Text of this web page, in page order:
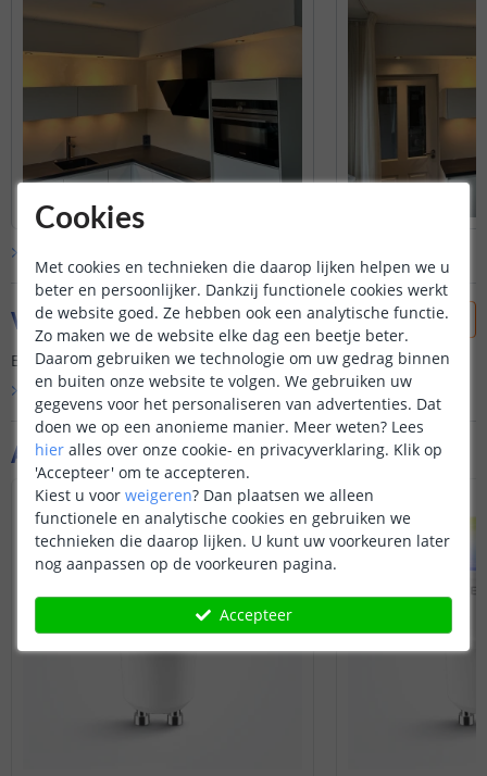
Aanvullende producten
VOORDEELSET
Vraag & antwoord
Er is nog geen vraag gesteld over dit product.
Bekijk alle Vraag & antwoord
Cookies
Met cookies en technieken die daarop lijken helpen we u
beter en persoonlijker. Dankzij functionele cookies werkt
de website goed. Ze hebben ook een analytische functie.
Zo maken we de website elke dag een beetje beter.
Daarom gebruiken we technologie om uw gedrag binnen
en buiten onze website te volgen. We gebruiken uw
gegevens voor het personaliseren van advertenties. Dat
doen we op een anonieme manier. Meer weten? Lees
hier alles over onze cookie- en privacyverklaring. Klik op
'Accepteer' om te accepteren.
Kiest u voor weigeren? Dan plaatsen we alleen
functionele en analytische cookies en gebruiken we
technieken die daarop lijken. U kunt uw voorkeuren later
nog aanpassen op de voorkeuren pagina.
Accepteer